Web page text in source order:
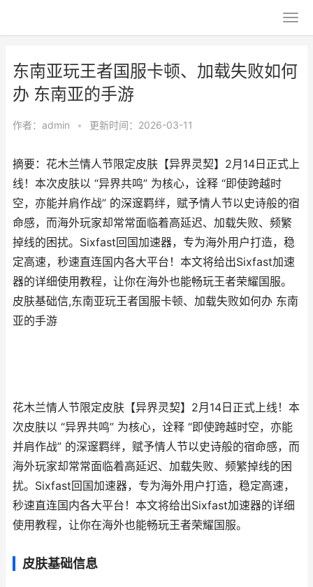
东南亚玩王者国服卡顿、加载失败如何
办 东南亚的手游
作者： admin • 更新时间：2026-03-11
摘要：花木兰情人节限定皮肤【异界灵契】2月14日正式上
线！本次皮肤以 “异界共鸣” 为核心，诠释 “即使跨越时
空，亦能并肩作战” 的深邃羁绊，赋予情人节以史诗般的宿
命感，而海外玩家却常常面临着高延迟、加载失败、频繁
掉线的困扰。Sixfast回国加速器，专为海外用户打造，稳
定高速，秒速直连国内各大平台！本文将给出Sixfast加速
器的详细使用教程，让你在海外也能畅玩王者荣耀国服。
皮肤基础信,东南亚玩王者国服卡顿、加载失败如何办 东南
亚的手游
花木兰情人节限定皮肤【异界灵契】2月14日正式上线！本
次皮肤以 “异界共鸣” 为核心，诠释 “即使跨越时空，亦能
并肩作战” 的深邃羁绊，赋予情人节以史诗般的宿命感，而
海外玩家却常常面临着高延迟、加载失败、频繁掉线的困
扰。Sixfast回国加速器，专为海外用户打造，稳定高速，
秒速直连国内各大平台！本文将给出Sixfast加速器的详细
使用教程，让你在海外也能畅玩王者荣耀国服。
皮肤基础信息